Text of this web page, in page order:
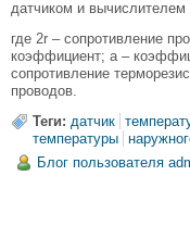
датчиком и вычислителем
где 2r – сопротивление
коэффициент; a –
сопротивление
проводов.
Теги: датчик
температуры
Блог пользователя